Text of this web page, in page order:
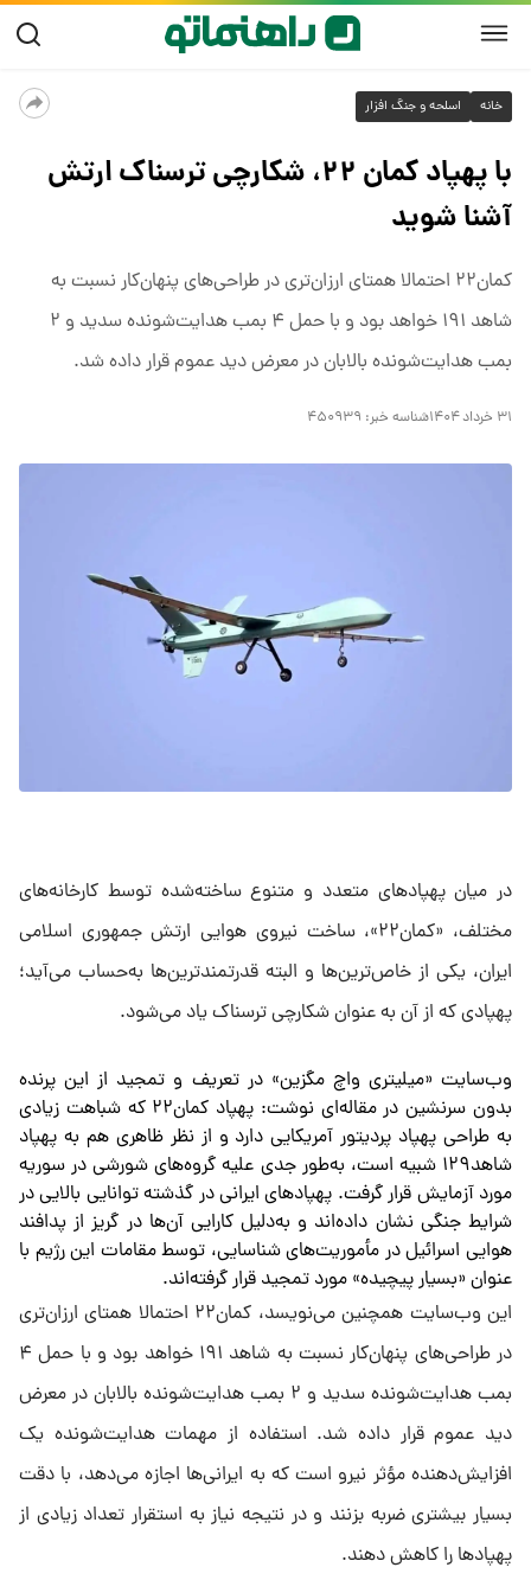
خانه اسلحه و جنگ افزار
با پهپاد کمان ۲۲، شکارچی ترسناک ارتش
آشنا شوید
کمان۲۲ احتمالا همتای ارزان‌تری در طراحی‌های پنهان‌کار نسبت به
شاهد ۱۹۱ خواهد بود و با حمل ۴ بمب هدایت‌شونده سدید و ۲
بمب هدایت‌شونده بالابان در معرض دید عموم قرار داده شد.
۳۱ خرداد ۱۴۰۴ شناسه خبر: ۴۵۰۹۳۹
در میان پهپادهای متعدد و متنوع ساخته‌شده توسط کارخانه‌های
مختلف، «کمان۲۲»، ساخت نیروی هوایی ارتش جمهوری اسلامی
ایران، یکی از خاص‌ترین‌ها و البته قدرتمندترین‌ها به‌حساب می‌آید؛
پهپادی که از آن به عنوان شکارچی ترسناک یاد می‌شود.
وب‌سایت «میلیتری واچ مگزین» در تعریف و تمجید از این پرنده
بدون سرنشین در مقاله‌ای نوشت: پهپاد کمان۲۲ که شباهت زیادی
به طراحی پهپاد پردیتور آمریکایی دارد و از نظر ظاهری هم به پهپاد
شاهد۱۲۹ شبیه است، به‌طور جدی علیه گروه‌های شورشی در سوریه
مورد آزمایش قرار گرفت. پهپادهای ایرانی در گذشته توانایی بالایی در
شرایط جنگی نشان داده‌اند و به‌دلیل کارایی آن‌ها در گریز از پدافند
هوایی اسرائیل در مأموریت‌های شناسایی، توسط مقامات این رژیم با
عنوان «بسیار پیچیده» مورد تمجید قرار گرفته‌اند.
این وب‌سایت همچنین می‌نویسد، کمان۲۲ احتمالا همتای ارزان‌تری
در طراحی‌های پنهان‌کار نسبت به شاهد ۱۹۱ خواهد بود و با حمل ۴
بمب هدایت‌شونده سدید و ۲ بمب هدایت‌شونده بالابان در معرض
دید عموم قرار داده شد. استفاده از مهمات هدایت‌شونده یک
افزایش‌دهنده مؤثر نیرو است که به ایرانی‌ها اجازه می‌دهد، با دقت
بسیار بیشتری ضربه بزنند و در نتیجه نیاز به استقرار تعداد زیادی از
پهپادها را کاهش دهند.